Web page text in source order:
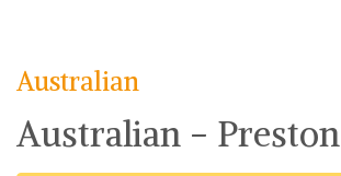
Australian
Australian - Preston